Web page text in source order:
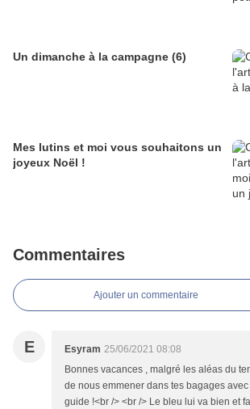
Un dimanche à la campagne (6)
Mes lutins et moi vous souhaitons un
joyeux Noël !
Commentaires
Ajouter un commentaire
E Esyram 25/06/2021 08:08
Bonnes vacances , malgré les aléas du
de nous emmener dans tes bagages
guide !<br /> <br /> Le bleu lui va bien et